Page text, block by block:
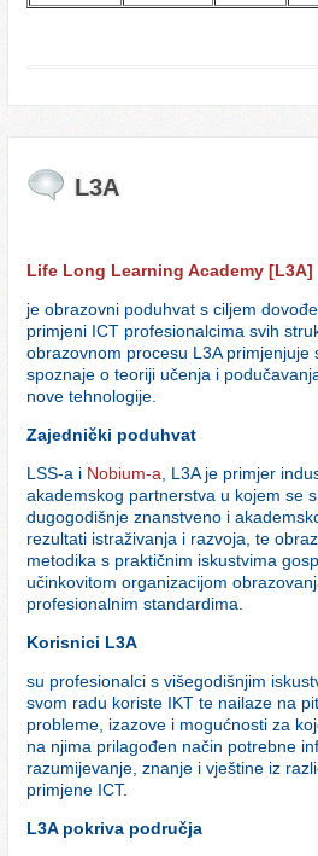
L3A
Life Long Learning Academy [L3A]
je obrazovni poduhvat s ciljem
primjeni ICT profesionalcima svih
obrazovnom procesu L3A primjenjuje
spoznaje o teoriji učenja i
nove tehnologije.
Zajednički poduhvat
LSS-a i Nobium-a, L3A je primjer
akademskog partnerstva u kojem se
dugogodišnje znanstveno i
rezultati istraživanja i razvoja, te
metodika s praktičnim iskustvima
učinkovitom organizacijom
profesionalnim standardima.
Korisnici L3A
su profesionalci s višegodišnjim
svom radu koriste IKT te nailaze na
probleme, izazove i mogućnosti za
na njima prilagođen način potrebne
razumijevanje, znanje i vještine iz
primjene ICT.
L3A pokriva područja